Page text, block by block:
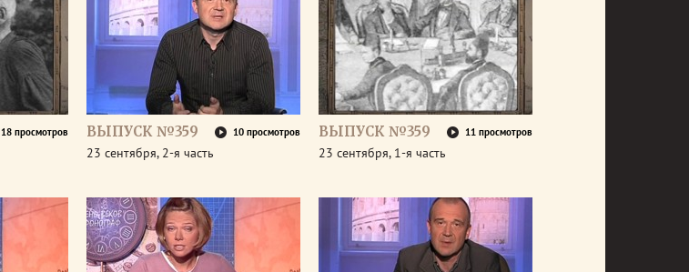
18 просмотров ВЫПУСК №359 10 просмотров
23 сентября, 2-я часть
ВЫПУСК №359 11 просмотров
23 сентября, 1-я часть